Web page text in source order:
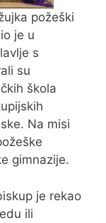
požeški
je u
s
su
škola
Na misi
gimnazije.
je rekao
ili